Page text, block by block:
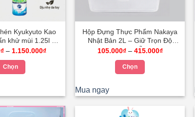
Kyukyuto Kao
khử mùi 1.25l –
Japan Shop
₫ – 1.150.000₫Khoảng
Chọn
có
Hộp Đựng Thực Phẩm Nakaya
Nhật Bản 2L – Giữ Trọn Độ
Tươi Ngon Mỗi Ngày
105.000₫ – 415.000₫Khoảng
Chọn
có
Mua ngay